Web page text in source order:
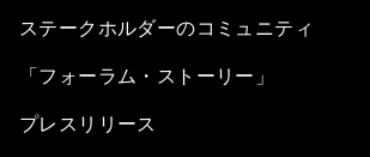
ステークホルダーのコミュニティ
「フォーラム・ストーリー」
プレスリリース